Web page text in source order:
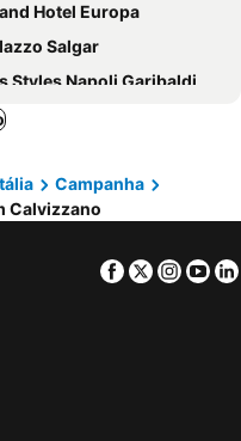
Hotel Europa
Salgar
Styles Napoli Garibaldi
Western Hotel dei Mille
room's central train station
Palace Hotel
Palla e Partner's
Campanha
Calvizzano
Facebook
Twitter